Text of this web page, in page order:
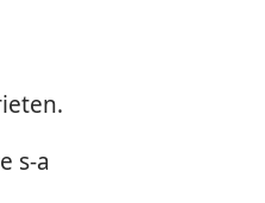
s-a